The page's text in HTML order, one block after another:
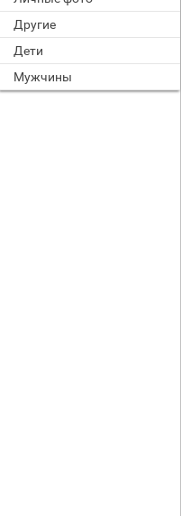
Другие
Дети
Мужчины